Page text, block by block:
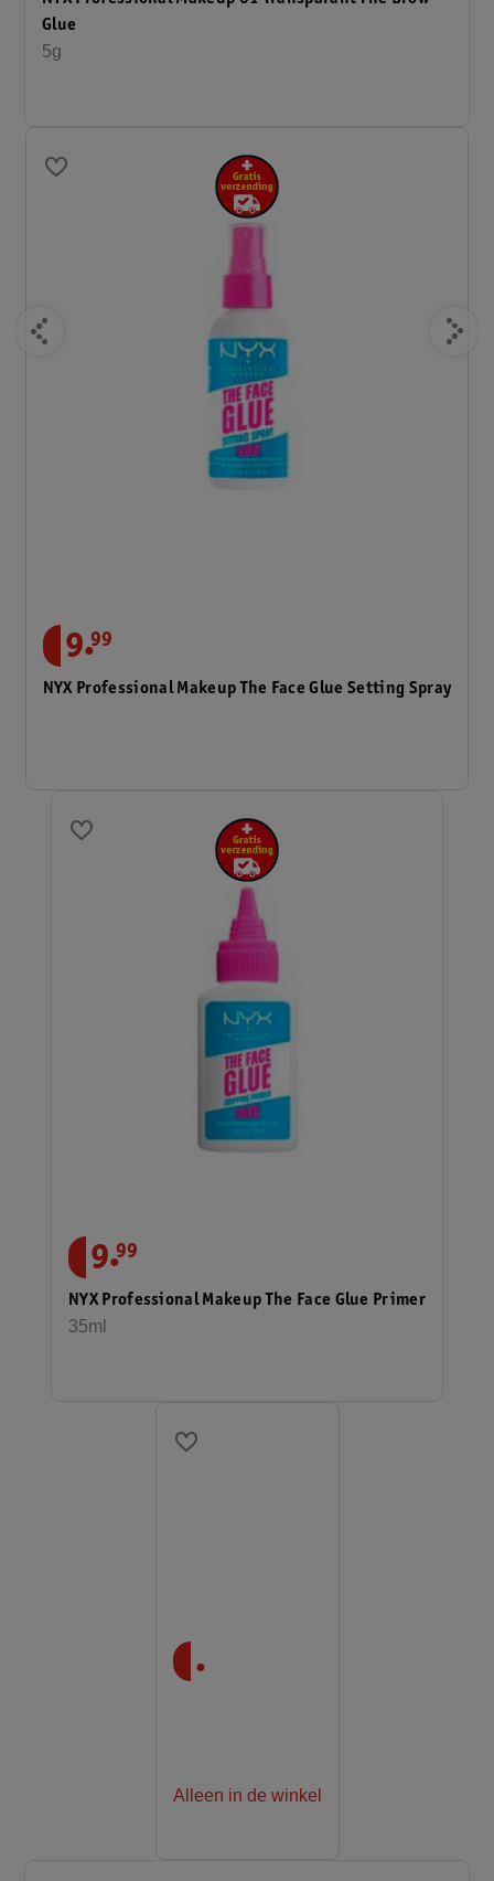
Glue
5g
9.99
NYX Professional Makeup The Face Glue Setting Spray
9.99
NYX Professional Makeup The Face Glue Primer
35ml
.
Alleen in de winkel